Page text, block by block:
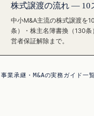
株式譲渡の流れ — 10
中小M&A主流の株式譲渡を
条）・株主名簿書換（130
営者保証解除まで。
事業承継・M&Aの実務ガイド